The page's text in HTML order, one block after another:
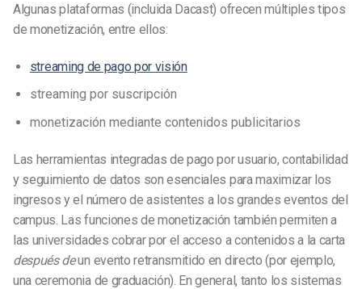
Algunas plataformas (incluida Dacast) ofrecen múltiples tipos
de monetización, entre ellos:
streaming de pago por visión
streaming por suscripción
monetización mediante contenidos publicitarios
Las herramientas integradas de pago por usuario, contabilidad
y seguimiento de datos son esenciales para maximizar los
ingresos y el número de asistentes a los grandes eventos del
campus. Las funciones de monetización también permiten a
las universidades cobrar por el acceso a contenidos a la carta
después deun evento retransmitido en directo (por ejemplo,
una ceremonia de graduación). En general, tanto los sistemas